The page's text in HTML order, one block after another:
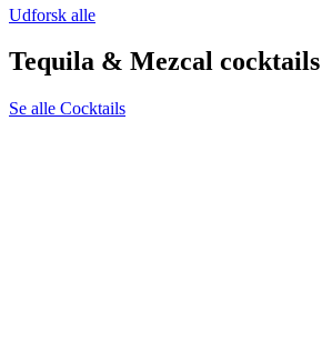
Udforsk alle
Tequila & Mezcal cocktails
Se alle Cocktails